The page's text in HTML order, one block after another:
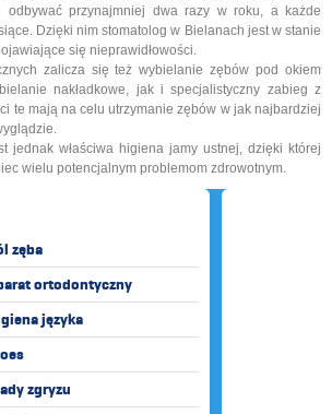
odbywać przynajmniej dwa razy w roku, a każde
Dzięki nim stomatolog w Bielanach jest w stanie
się nieprawidłowości.
zalicza się też wybielanie zębów pod okiem
nakładkowe, jak i specjalistyczny zabieg z
te mają na celu utrzymanie zębów w jak najbardziej
jednak właściwa higiena jamy ustnej, dzięki której
wielu potencjalnym problemom zdrowotnym.
zęba
ortodontyczny
języka
zgryzu